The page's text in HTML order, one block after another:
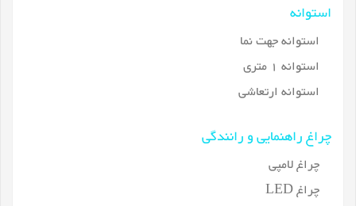
استوانه
استوانه جهت نما
استوانه 1 متری
استوانه ارتعاشی
چراغ راهنمایی و رانندگی
چراغ لامپی
چراغ LED